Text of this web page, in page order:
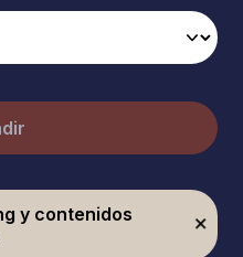
y contenidos